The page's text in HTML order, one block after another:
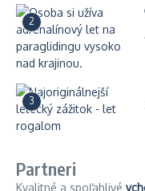
2
3
Partneri
Kvalitné a spoľahlivé